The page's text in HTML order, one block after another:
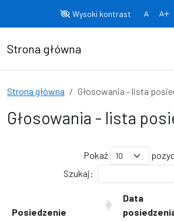
Wysoki kontrast
Strona główna
Strona główna Głosowania - lista
Głosowania - lista
Pokaż
Szukaj:
Posiedzenie
Data